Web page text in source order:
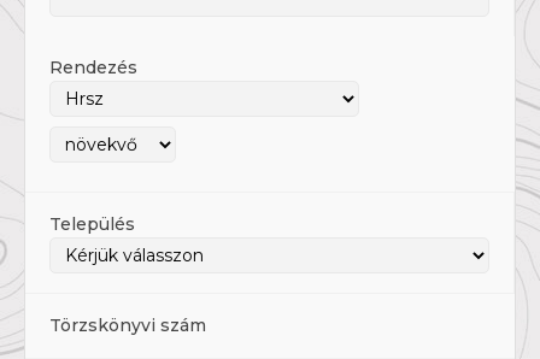
Rendezés
Település
Törzskönyvi szám